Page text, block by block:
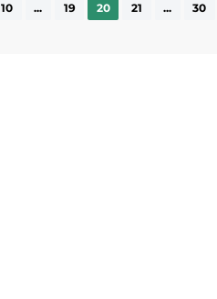
10 ... 19 20 21 ... 30